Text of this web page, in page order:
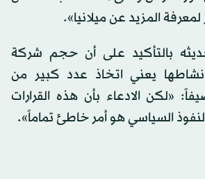
المزيد عن ميلانيا».
بالتأكيد على أن حجم شركة
نشاطها يعني اتخاذ عدد كبير من
«لكن الادعاء بأن هذه القرارات
السياسي هو أمر خاطئ تماماً».